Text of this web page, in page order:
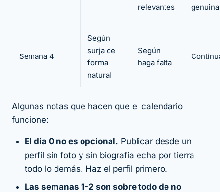
relevantes
genuina
Semana 4
Según
surja de
forma
natural
Según
haga falta
Algunas notas que hacen que el calendario
funcione:
El día 0 no es opcional. Publicar desde un
perfil sin foto y sin biografía echa por tierra
todo lo demás. Haz el perfil primero.
Las semanas 1-2 son sobre todo de no